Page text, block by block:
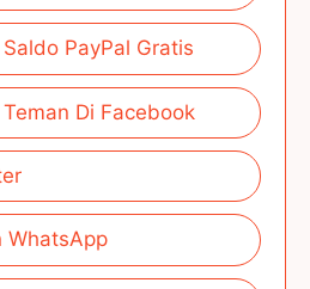
PayPal Gratis
Di Facebook
WhatsApp